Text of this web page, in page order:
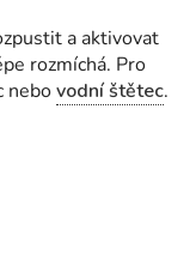
a aktivovat
rozmíchá. Pro
nebovodní štětec.